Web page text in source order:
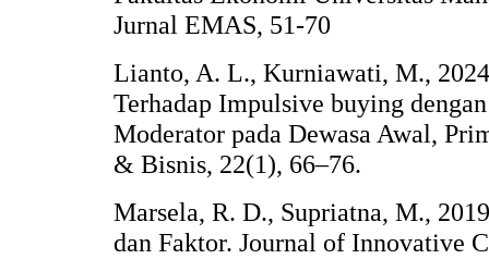
Jurnal EMAS, 51-70
Lianto, A. L., Kurniawati, M.,
Terhadap Impulsive buying
Moderator pada Dewasa Awal,
& Bisnis, 22(1), 66–76.
Marsela, R. D., Supriatna, M.,
dan Faktor. Journal of Innovative